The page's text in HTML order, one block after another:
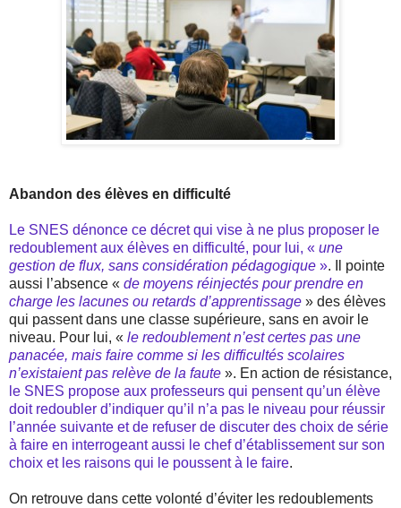
Abandon des élèves en difficulté
Le SNES dénonce ce décret qui vise à ne plus proposer le
redoublement aux élèves en difficulté, pour lui, « une
gestion de flux, sans considération pédagogique ». Il pointe
aussi l’absence « de moyens réinjectés pour prendre en
charge les lacunes ou retards d’apprentissage » des élèves
qui passent dans une classe supérieure, sans en avoir le
niveau. Pour lui, « le redoublement n’est certes pas une
panacée, mais faire comme si les difficultés scolaires
n’existaient pas relève de la faute ». En action de résistance,
le SNES propose aux professeurs qui pensent qu’un élève
doit redoubler d’indiquer qu’il n’a pas le niveau pour réussir
l’année suivante et de refuser de discuter des choix de série
à faire en interrogeant aussi le chef d’établissement sur son
choix et les raisons qui le poussent à le faire.
On retrouve dans cette volonté d’éviter les redoublements